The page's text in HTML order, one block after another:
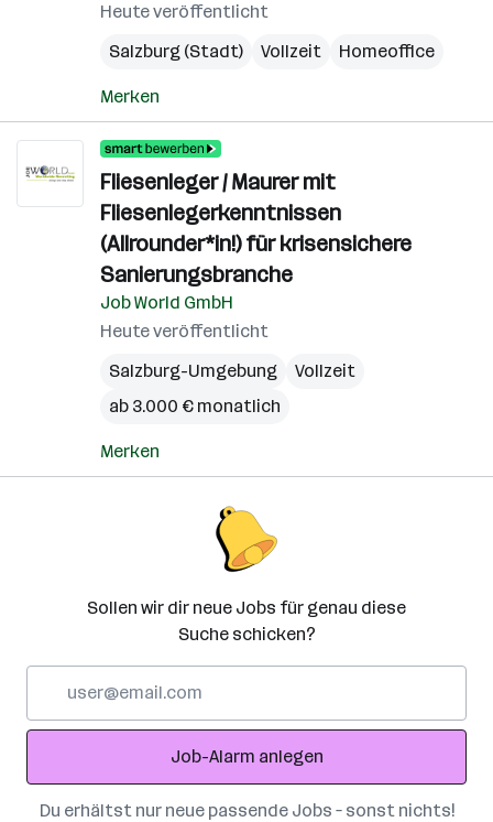
Heute veröffentlicht
Salzburg (Stadt)
Vollzeit Homeoffice
Merken
Fliesenleger / Maurer mit
Fliesenlegerkenntnissen
(Allrounder*in!) für krisensichere
Sanierungsbranche
Job World GmbH
Heute veröffentlicht
Salzburg-Umgebung
Vollzeit
ab 3.000 € monatlich
Merken
Sollen wir dir neue Jobs für genau diese
Suche schicken?
Adresse
Job-Alarm anlegen
Du erhältst nur neue passende Jobs – sonst nichts!